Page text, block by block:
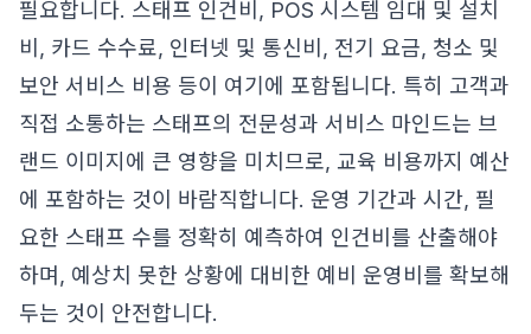
필요합니다. 스태프 인건비, POS 시스템 임대 및 설치
비, 카드 수수료, 인터넷 및 통신비, 전기 요금, 청소 및
보안 서비스 비용 등이 여기에 포함됩니다. 특히 고객과
직접 소통하는 스태프의 전문성과 서비스 마인드는 브
랜드 이미지에 큰 영향을 미치므로, 교육 비용까지 예산
에 포함하는 것이 바람직합니다. 운영 기간과 시간, 필
요한 스태프 수를 정확히 예측하여 인건비를 산출해야
하며, 예상치 못한 상황에 대비한 예비 운영비를 확보해
두는 것이 안전합니다.